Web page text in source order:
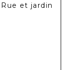
Rue et jardin